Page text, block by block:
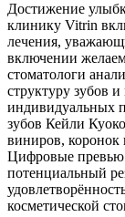
Достижение
клинику Vitrin
лечения,
включении
стоматологи
структуру зубов
индивидуальных
зубов Кейли
виниров, коронок
Цифровые превью
потенциальный
косметической